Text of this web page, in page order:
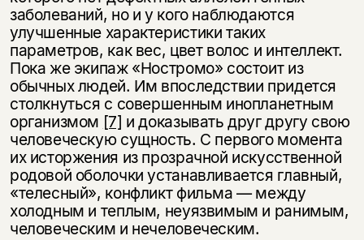
заболеваний, но и у кого наблюдаются
улучшенные характеристики таких
параметров, как вес, цвет волос и интеллект.
Пока же экипаж «Ностромо» состоит из
обычных людей. Им впоследствии придется
столкнуться с совершенным инопланетным
организмом [7] и доказывать друг другу свою
человеческую сущность. С первого момента
их исторжения из прозрачной искусственной
родовой оболочки устанавливается главный,
«телесный», конфликт фильма — между
холодным и теплым, неуязвимым и ранимым,
человеческим и нечеловеческим.